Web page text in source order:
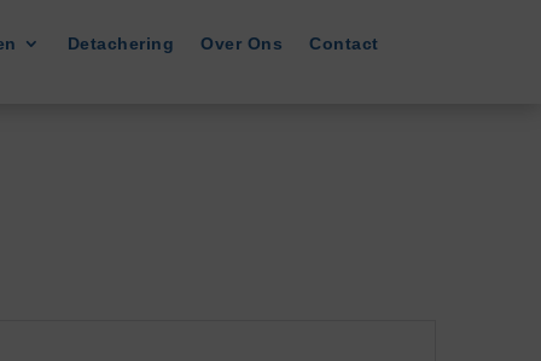
Detachering Over Ons Contact